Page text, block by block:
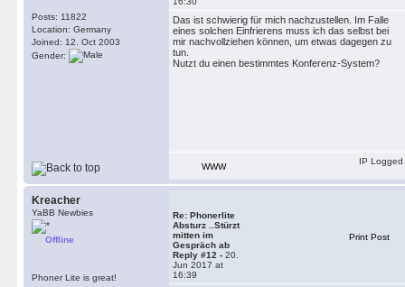
Posts: 11822
Location: Germany
Joined: 12. Oct 2003
Gender:
Das ist schwierig für mich nachzustellen. Im Falle
eines solchen Einfrierens muss ich das selbst bei
mir nachvollziehen können, um etwas dagegen zu
tun.
Nutzt du einen bestimmtes Konferenz-System?
WWW
IP Logged
Kreacher
YaBB Newbies
Offline
Phoner Lite is great!
Re: Phonerlite
Absturz ..Stürzt
mitten im
Gespräch ab
Reply #12 - 20.
Jun 2017 at
16:39
Print Post